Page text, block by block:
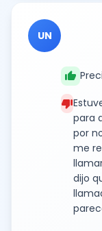
UN
thumb_up
thumb_down
para
por
me
dijo